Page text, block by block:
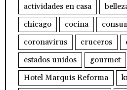
actividades en casa
chicago
cocina
coronavirus
cruceros
estados unidos
gourmet
Hotel Marquis Reforma